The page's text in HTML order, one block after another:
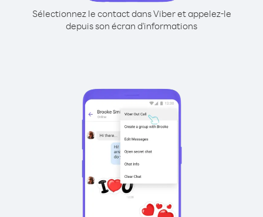
Sélectionnez le contact dans Viber et appelez-le
depuis son écran d'informations